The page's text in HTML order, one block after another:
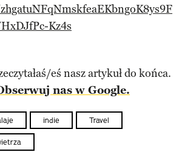
Kz4s
eś nasz artykuł do końca.
nas w Google.
indie Travel